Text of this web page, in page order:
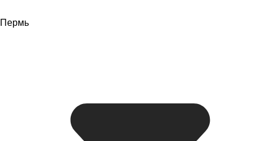
Пермь